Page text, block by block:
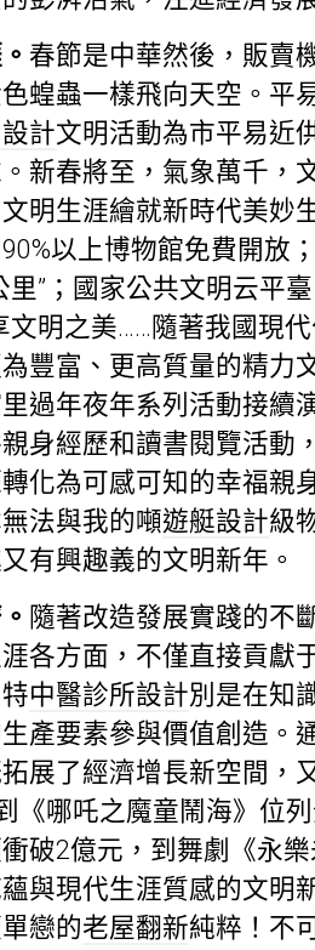
春節是中華然後，販賣
蝗蟲一樣飛向天空。平
計文明活動為市平易近
新春將至，氣象萬千，
明生涯繪就新時代美妙
以上博物館免費開放
里”；國家公共文明云平
文明之美……隨著我國現
豐富、更高質量的精力
過年夜年系列活動接續
身經歷和讀書閱覽活動
化為可感可知的幸福親
法與我的噸遊艇設計級
有興趣義的文明新年。
隨著改造發展實踐的不
各方面，不僅直接貢獻
中醫診所設計別是在知
產要素參與價值創造。
展了經濟增長新空間，
《哪吒之魔童鬧海》位
破2億元，到舞劇《永
與現代生涯質感的文明
戀的老屋翻新純粹！不